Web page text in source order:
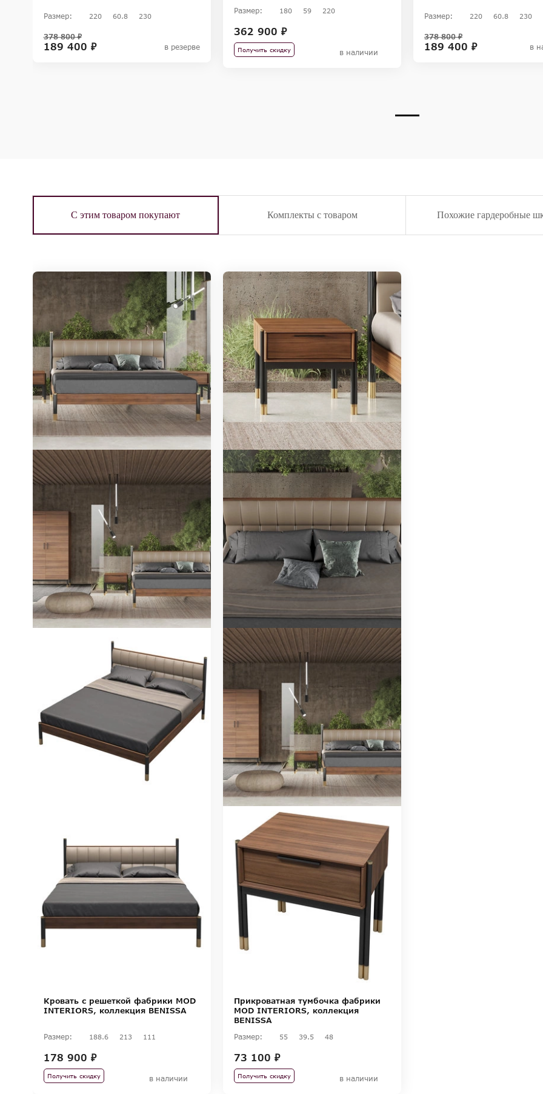
Размер: 220 60.8 230
189 400 ₽
378 800 ₽
в резерве
Размер: 180 59 220
362 900 ₽
Получить скидку в наличии
Размер: 220 60.8 230
189 400 ₽
378 800 ₽
в
С этим товаром покупают Комплекты с товаром Похожие гардеробные
Кровать с решеткой фабрики MOD
INTERIORS, коллекция BENISSA
Размер: 188.6 213 111
178 900 ₽
Получить скидку в наличии
Прикроватная тумбочка фабрики
MOD INTERIORS, коллекция
BENISSA
Размер: 55 39.5 48
73 100 ₽
Получить скидку в наличии